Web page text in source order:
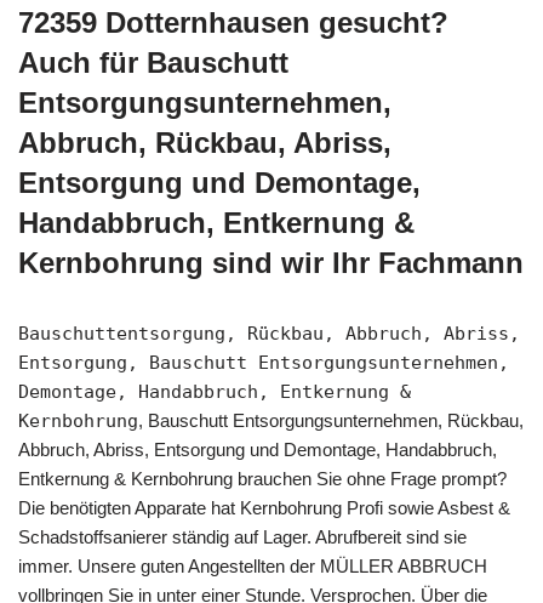
72359 Dotternhausen gesucht?
Auch für Bauschutt
Entsorgungsunternehmen,
Abbruch, Rückbau, Abriss,
Entsorgung und Demontage,
Handabbruch, Entkernung &
Kernbohrung sind wir Ihr Fachmann
Bauschuttentsorgung, Rückbau, Abbruch, Abriss,
Entsorgung, Bauschutt Entsorgungsunternehmen,
Demontage, Handabbruch, Entkernung &
Kernbohrung, Bauschutt Entsorgungsunternehmen, Rückbau,
Abbruch, Abriss, Entsorgung und Demontage, Handabbruch,
Entkernung & Kernbohrung brauchen Sie ohne Frage prompt?
Die benötigten Apparate hat Kernbohrung Profi sowie Asbest &
Schadstoffsanierer ständig auf Lager. Abrufbereit sind sie
immer. Unsere guten Angestellten der MÜLLER ABBRUCH
vollbringen Sie in unter einer Stunde. Versprochen. Über die